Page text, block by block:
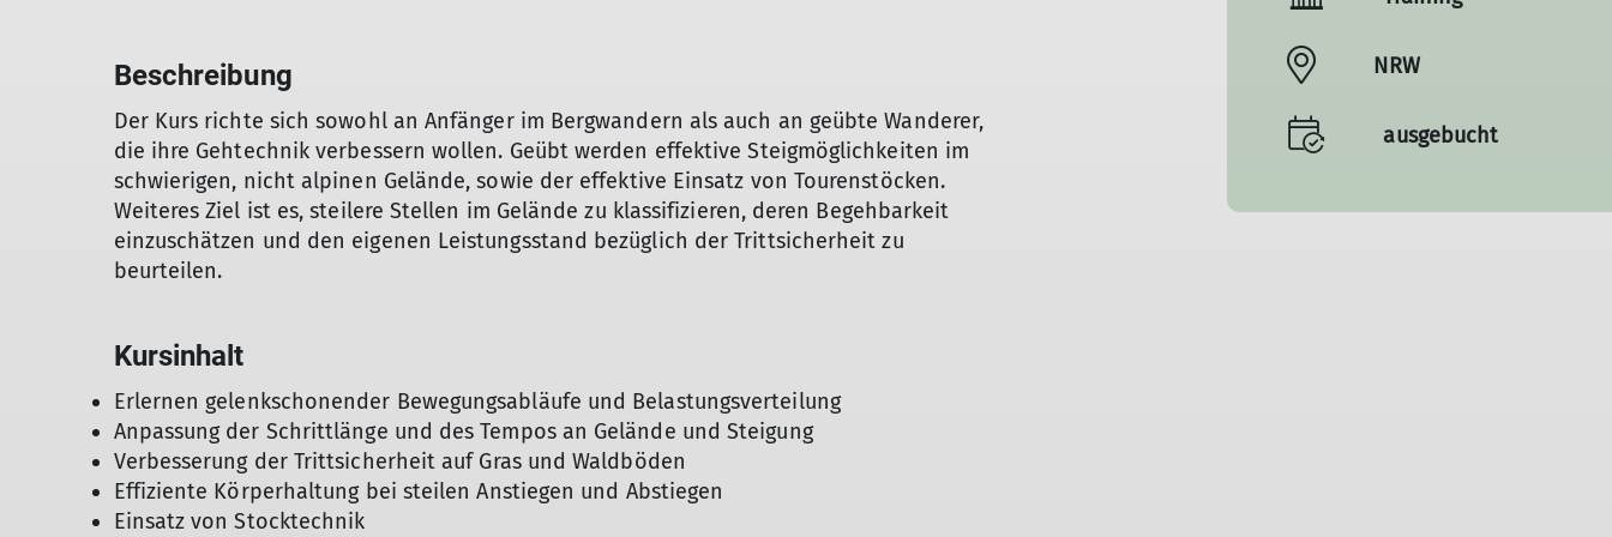
Beschreibung
Der Kurs richte sich sowohl an Anfänger im Bergwandern als auch an geübte Wanderer,
die ihre Gehtechnik verbessern wollen. Geübt werden effektive Steigmöglichkeiten im
schwierigen, nicht alpinen Gelände, sowie der effektive Einsatz von Tourenstöcken.
Weiteres Ziel ist es, steilere Stellen im Gelände zu klassifizieren, deren Begehbarkeit
einzuschätzen und den eigenen Leistungsstand bezüglich der Trittsicherheit zu
beurteilen.
Kursinhalt
Erlernen gelenkschonender Bewegungsabläufe und Belastungsverteilung
Anpassung der Schrittlänge und des Tempos an Gelände und Steigung
Verbesserung der Trittsicherheit auf Gras und Waldböden
Effiziente Körperhaltung bei steilen Anstiegen und Abstiegen
Einsatz von Stocktechnik
NRW
ausgebucht